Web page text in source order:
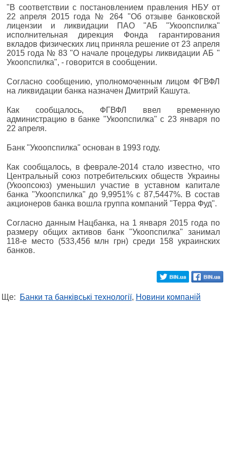
"В соответствии с постановлением правления НБУ от
22 апреля 2015 года № 264 "Об отзыве банковской
лицензии и ликвидации ПАО "АБ "Укоопспилка"
исполнительная дирекция Фонда гарантирования
вкладов физических лиц приняла решение от 23 апреля
2015 года № 83 "О начале процедуры ликвидации АБ "
Укоопспилка", - говорится в сообщении.
Согласно сообщению, уполномоченным лицом ФГВФЛ
на ликвидации банка назначен Дмитрий Кашута.
Как сообщалось, ФГВФЛ ввел временную
администрацию в банке "Укоопспилка" с 23 января по
22 апреля.
Банк "Укоопспилка" основан в 1993 году.
Как сообщалось, в феврале-2014 стало известно, что
Центральный союз потребительских обществ Украины
(Укоопсоюз) уменьшил участие в уставном капитале
банка "Укоопспилка" до 9,9951% с 87,5447%. В состав
акционеров банка вошла группа компаний "Терра Фуд".
Согласно данным Нацбанка, на 1 января 2015 года по
размеру общих активов банк "Укоопспилка" занимал
118-е место (533,456 млн грн) среди 158 украинских
банков.
Ще: Банки та банківські технології, Новини компаній